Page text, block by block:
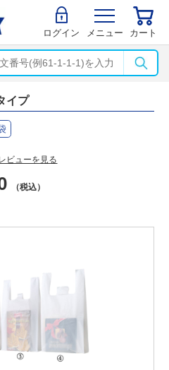
ログイン メニュー カート
イプ
ビューを見る
（税込）